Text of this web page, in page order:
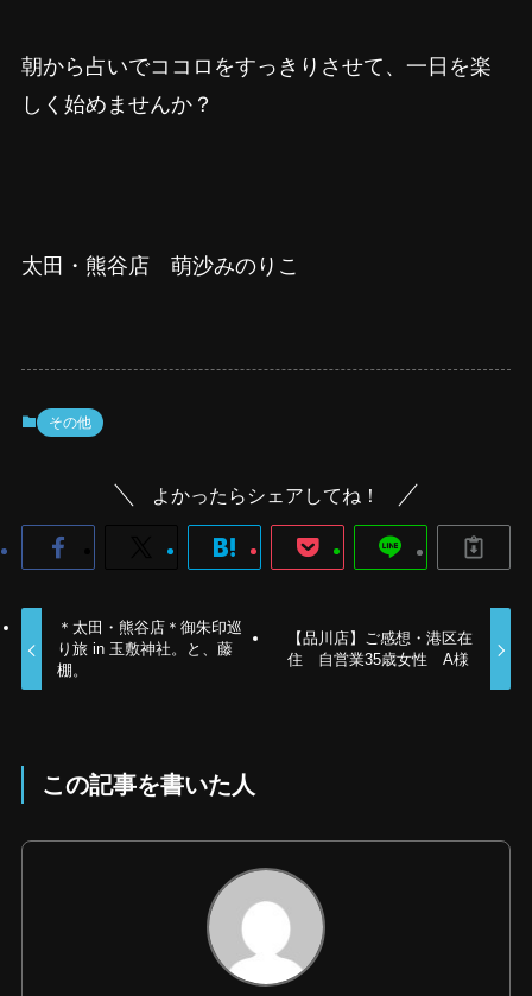
朝から占いでココロをすっきりさせて、一日を楽
しく始めませんか？
太田・熊谷店 萌沙みのりこ
その他
よかったらシェアしてね！
＊太田・熊谷店＊御朱印巡
り旅 in 玉敷神社。と、藤
棚。
【品川店】ご感想・港区在
住 自営業35歳女性 A様
この記事を書いた人